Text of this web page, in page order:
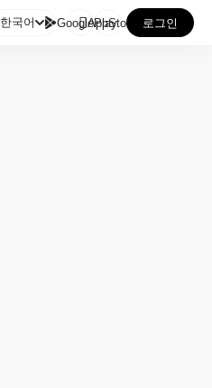
한국어 GooglePlay
AppStore 로그인